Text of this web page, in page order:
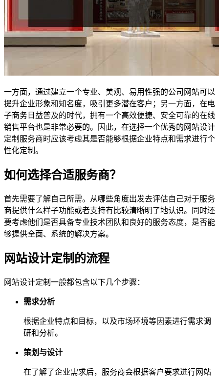
一方面，通过建立一个专业、美观、易用性强的公司网站可以
提升企业形象和知名度，吸引更多潜在客户；另一方面，在电
子商务日益普及的时代，拥有一个高效便捷、安全可靠的在线
销售平台也是非常必要的。因此，在选择一个优秀的网站设计
定制服务商时应该考虑其是否能够根据企业特点和需求进行个
性化定制。
如何选择合适服务商？
首先需要了解自己所需。从哪些角度出发去评估自己对于服务
商提供什么样子功能或者支持有比较清晰明了地认识。同时还
要考虑他们是否具备专业技术团队和良好的服务态度，是否能
够提供全面、系统的解决方案。
网站设计定制的流程
网站设计定制一般都包含以下几个步骤：
需求分析
根据企业特点和目标，以及市场环境等因素进行需求调
研和分析。
策划与设计
在了解了企业需求后，服务商会根据客户要求进行网站